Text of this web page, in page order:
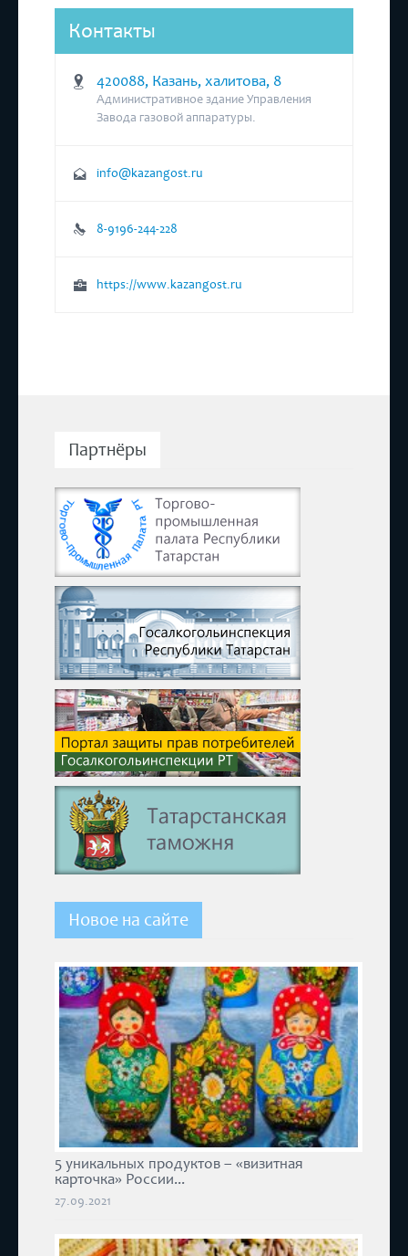
Контакты
420088, Казань, халитова, 8
Административное здание Управления
Завода газовой аппаратуры.
info@kazangost.ru
8-9196-244-228
https://www.kazangost.ru
Партнёры
Новое на сайте
5 уникальных продуктов – «визитная
карточка» России...
27.09.2021